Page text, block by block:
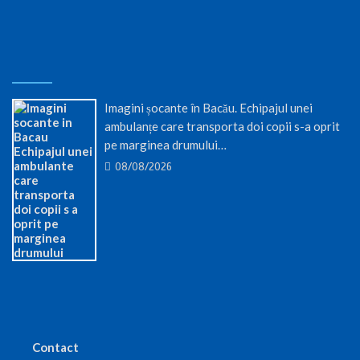
Imagini șocante în Bacău. Echipajul unei
ambulanțe care transporta doi copii s-a oprit
pe marginea drumului…
08/08/2026
Contact